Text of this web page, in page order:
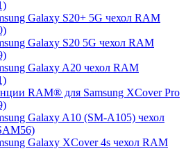
Galaxy S20+ 5G чехол RAM
Galaxy S20 5G чехол RAM
Galaxy A20 чехол RAM
RAM® для Samsung XCover Pro
Galaxy A10 (SM-A105) чехол
Galaxy XCover 4s чехол RAM